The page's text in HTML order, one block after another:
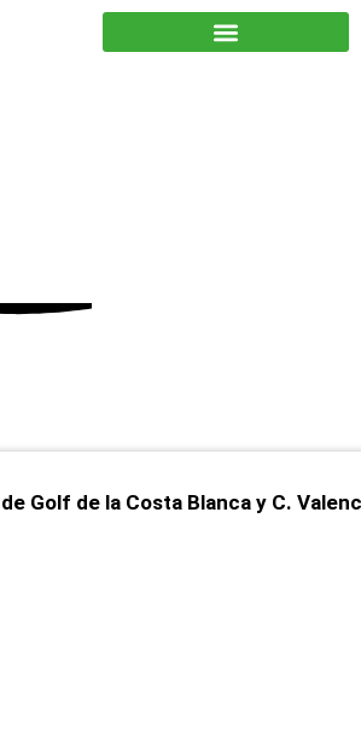
Golf de la Costa Blanca y C.